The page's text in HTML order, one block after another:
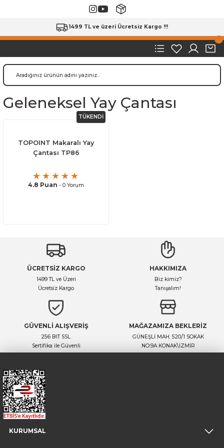
1499 TL ve üzeri Ücretsiz Kargo !!!
Geleneksel Yay Çantası
TÜKENDİ
TOPOINT Makaralı Yay
Çantası TP86
4.8 Puan - 0 Yorum
ÜCRETSİZ KARGO
1499 TL ve Üzeri
Ücretsiz Kargo
HAKKIMIZA
Biz kimiz?
Tanışalım!
GÜVENLİ ALIŞVERİŞ
256 BIT SSL
Sertifika ile Güvenli
MAĞAZAMIZA BEKLERİZ
GÜNEŞLİ MAH. 520/1 SOKAK
NO:9A KONAK\İZMİR
KURUMSAL